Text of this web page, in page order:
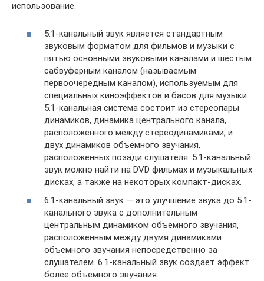
использование.
5.1-канальный звук является стандартным
звуковым форматом для фильмов и музыки с
пятью основными звуковыми каналами и шестым
сабвуферным каналом (называемым
первоочередным каналом), используемым для
специальных киноэффектов и басов для музыки.
5.1-канальная система состоит из стереопары
динамиков, динамика центрального канала,
расположенного между стереодинамиками, и
двух динамиков объемного звучания,
расположенных позади слушателя. 5.1-канальный
звук можно найти на DVD фильмах и музыкальных
дисках, а также на некоторых компакт-дисках.
6.1-канальный звук — это улучшение звука до 5.1-
канального звука с дополнительным
центральным динамиком объемного звучания,
расположенным между двумя динамиками
объемного звучания непосредственно за
слушателем. 6.1-канальный звук создает эффект
более объемного звучания.